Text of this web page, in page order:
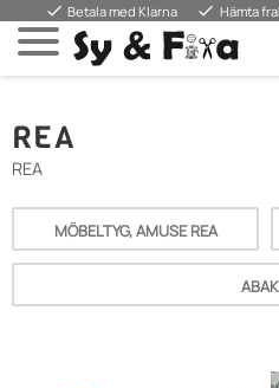
Valikko
done Betala med Klarna done Hämta
REA
REA
MÖBELTYG, AMUSE REA